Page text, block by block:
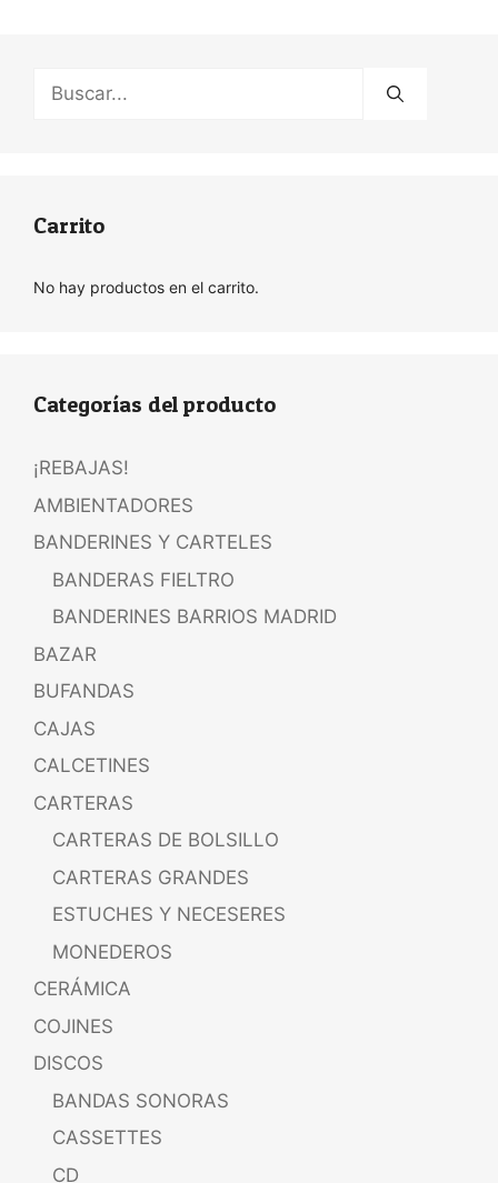
Buscar:
Carrito
No hay productos en el carrito.
Categorías del producto
¡REBAJAS!
AMBIENTADORES
BANDERINES Y CARTELES
BANDERAS FIELTRO
BANDERINES BARRIOS MADRID
BAZAR
BUFANDAS
CAJAS
CALCETINES
CARTERAS
CARTERAS DE BOLSILLO
CARTERAS GRANDES
ESTUCHES Y NECESERES
MONEDEROS
CERÁMICA
COJINES
DISCOS
BANDAS SONORAS
CASSETTES
CD